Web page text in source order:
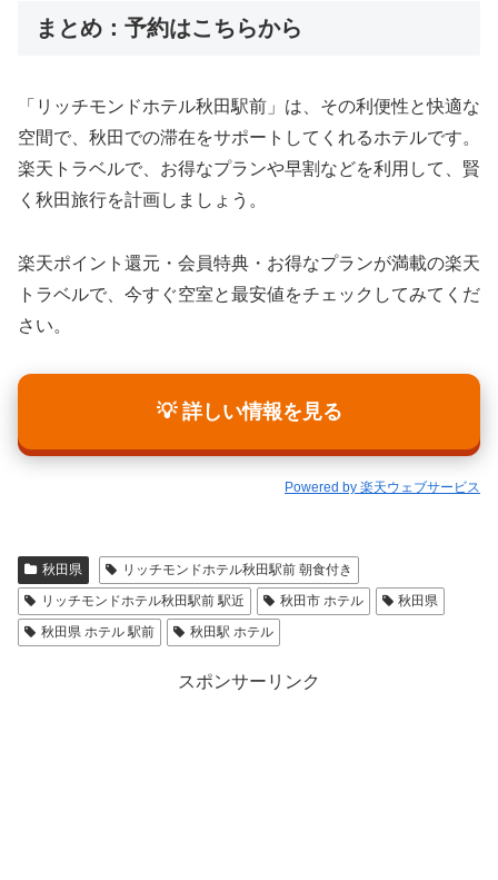
まとめ：予約はこちらから
「リッチモンドホテル秋田駅前」は、その利便性と快適な
空間で、秋田での滞在をサポートしてくれるホテルです。
楽天トラベルで、お得なプランや早割などを利用して、賢
く秋田旅行を計画しましょう。
楽天ポイント還元・会員特典・お得なプランが満載の楽天
トラベルで、今すぐ空室と最安値をチェックしてみてくだ
さい。
💡 詳しい情報を見る
Powered by 楽天ウェブサービス
秋田県
リッチモンドホテル秋田駅前 朝食付き
リッチモンドホテル秋田駅前 駅近
秋田市 ホテル
秋田県
秋田県 ホテル 駅前
秋田駅 ホテル
スポンサーリンク